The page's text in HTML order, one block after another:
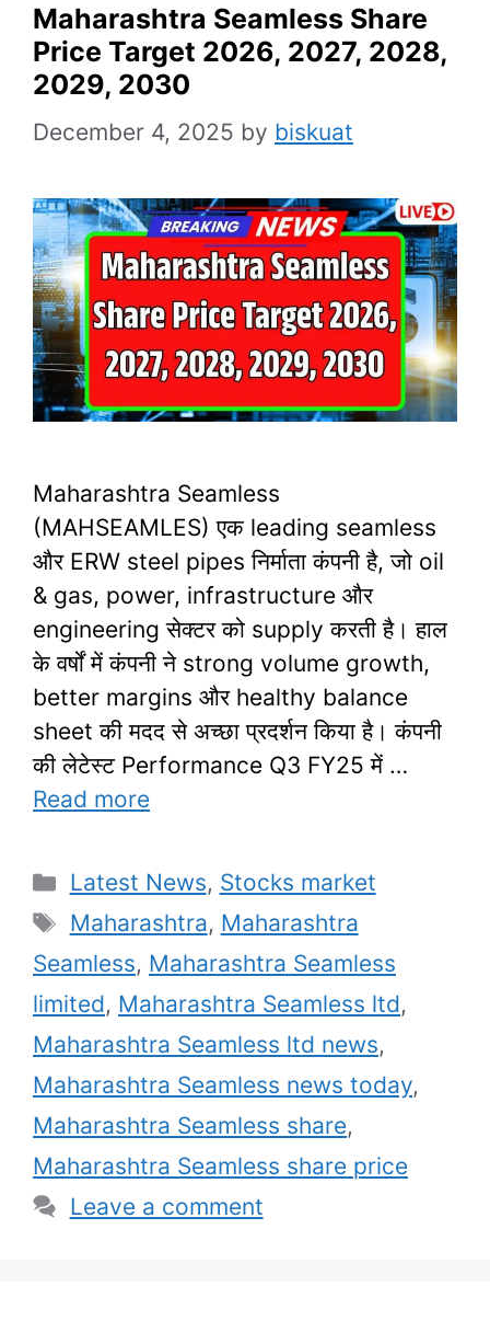
Maharashtra Seamless Share
Price Target 2026, 2027, 2028,
2029, 2030
December 4, 2025 by biskuat
Maharashtra Seamless
(MAHSEAMLES) एक leading seamless
और ERW steel pipes निर्माता कंपनी है, जो oil
& gas, power, infrastructure और
engineering सेक्टर को supply करती है। हाल
के वर्षों में कंपनी ने strong volume growth,
better margins और healthy balance
sheet की मदद से अच्छा प्रदर्शन किया है। कंपनी
की लेटेस्ट Performance Q3 FY25 में …
Read more
Categories
Latest News, Stocks market
Tags
Maharashtra, Maharashtra
Seamless, Maharashtra Seamless
limited, Maharashtra Seamless ltd,
Maharashtra Seamless ltd news,
Maharashtra Seamless news today,
Maharashtra Seamless share,
Maharashtra Seamless share price
Leave a comment